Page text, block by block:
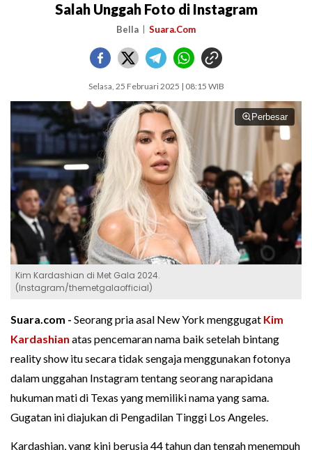
Salah Unggah Foto di Instagram
Bella Suara.Com
Selasa, 25 Februari 2025 | 08:15 WIB
Perbesar
Kim Kardashian di Met Gala 2024.
(Instagram/themetgalaofficial)
Suara.com - Seorang pria asal New York menggugat Kim
Kardashian atas pencemaran nama baik setelah bintang
reality show itu secara tidak sengaja menggunakan fotonya
dalam unggahan Instagram tentang seorang narapidana
hukuman mati di Texas yang memiliki nama yang sama.
Gugatan ini diajukan di Pengadilan Tinggi Los Angeles.
Kardashian, yang kini berusia 44 tahun dan tengah menempuh